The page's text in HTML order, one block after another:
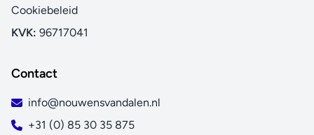
Cookiebeleid
KVK: 96717041
Contact
info@nouwensvandalen.nl
+31 (0) 85 30 35 875